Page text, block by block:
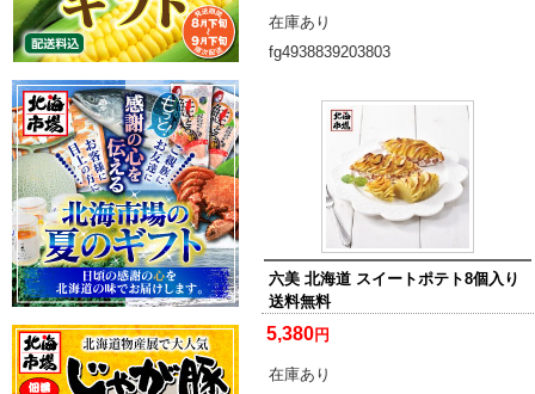
在庫あり
fg4938839203803
六美 北海道 スイートポテト8個入り
送料無料
5,380円
在庫あり